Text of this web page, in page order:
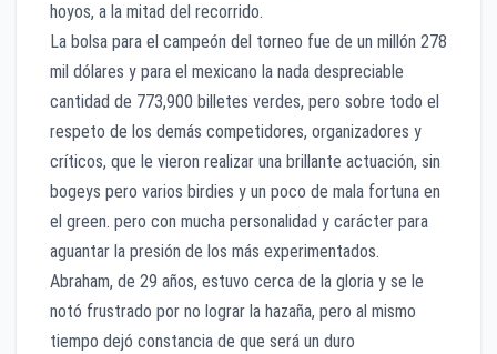
hoyos, a la mitad del recorrido.
La bolsa para el campeón del torneo fue de un millón 278
mil dólares y para el mexicano la nada despreciable
cantidad de 773,900 billetes verdes, pero sobre todo el
respeto de los demás competidores, organizadores y
críticos, que le vieron realizar una brillante actuación, sin
bogeys pero varios birdies y un poco de mala fortuna en
el green. pero con mucha personalidad y carácter para
aguantar la presión de los más experimentados.
Abraham, de 29 años, estuvo cerca de la gloria y se le
notó frustrado por no lograr la hazaña, pero al mismo
tiempo dejó constancia de que será un duro